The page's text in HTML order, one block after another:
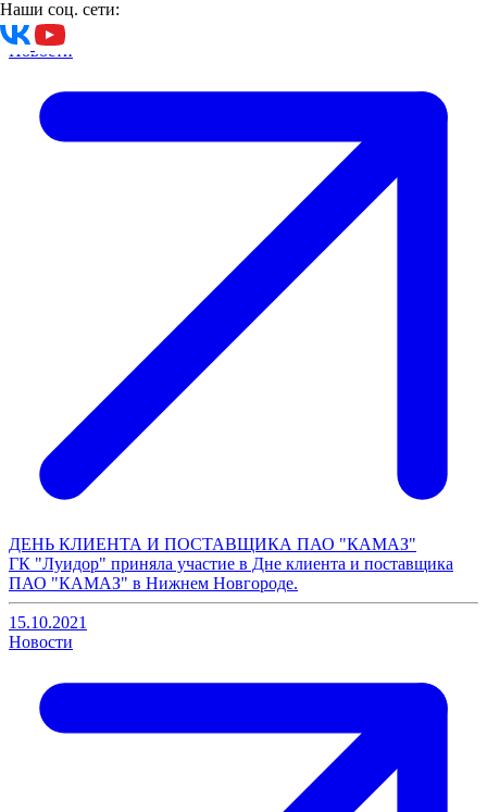
Наши соц. сети:
29.03.2023
Новости
ДЕНЬ КЛИЕНТА И ПОСТАВЩИКА ПАО "КАМАЗ"
ГК "Луидор" приняла участие в Дне клиента и поставщика
ПАО "КАМАЗ" в Нижнем Новгороде.
15.10.2021
Новости